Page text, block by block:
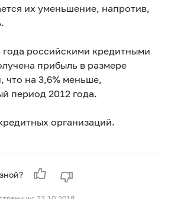
их уменьшение, напротив,
года российскими кредитными
прибыль в размере
что на 3,6% меньше,
период 2012 года.
организаций.